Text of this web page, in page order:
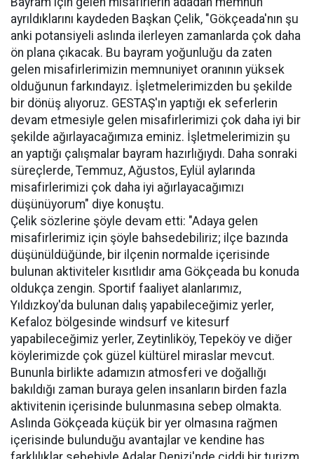
ayrıldıklarını kaydeden Başkan Çelik, "Gökçeada'nın şu
anki potansiyeli aslında ilerleyen zamanlarda çok daha
ön plana çıkacak. Bu bayram yoğunluğu da zaten
gelen misafirlerimizin memnuniyet oranının yüksek
olduğunun farkındayız. İşletmelerimizden bu şekilde
bir dönüş alıyoruz. GESTAŞ'ın yaptığı ek seferlerin
devam etmesiyle gelen misafirlerimizi çok daha iyi bir
şekilde ağırlayacağımıza eminiz. İşletmelerimizin şu
an yaptığı çalışmalar bayram hazırlığıydı. Daha sonraki
süreçlerde, Temmuz, Ağustos, Eylül aylarında
misafirlerimizi çok daha iyi ağırlayacağımızı
düşünüyorum" diye konuştu.
Çelik sözlerine şöyle devam etti: "Adaya gelen
misafirlerimiz için şöyle bahsedebiliriz; ilçe bazında
düşünüldüğünde, bir ilçenin normalde içerisinde
bulunan aktiviteler kısıtlıdır ama Gökçeada bu konuda
oldukça zengin. Sportif faaliyet alanlarımız,
Yıldızkoy'da bulunan dalış yapabileceğimiz yerler,
Kefaloz bölgesinde windsurf ve kitesurf
yapabileceğimiz yerler, Zeytinliköy, Tepeköy ve diğer
köylerimizde çok güzel kültürel miraslar mevcut.
Bununla birlikte adamızın atmosferi ve doğallığı
bakıldığı zaman buraya gelen insanların birden fazla
aktivitenin içerisinde bulunmasına sebep olmakta.
Aslında Gökçeada küçük bir yer olmasına rağmen
içerisinde bulunduğu avantajlar ve kendine has